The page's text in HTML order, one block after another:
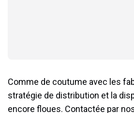
Comme de coutume avec les
stratégie de distribution et la
encore floues. Contactée par